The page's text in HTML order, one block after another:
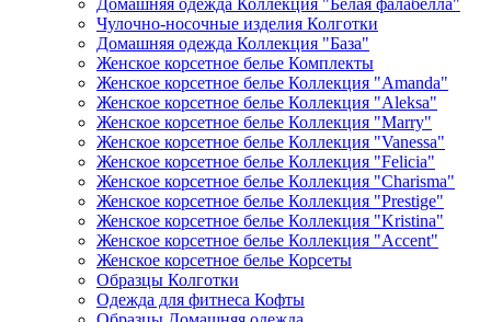
Домашняя одежда Коллекция "Белая фалабелла"
Чулочно-носочные изделия Колготки
Домашняя одежда Коллекция "База"
Женское корсетное белье Комплекты
Женское корсетное белье Коллекция "Amanda"
Женское корсетное белье Коллекция "Aleksa"
Женское корсетное белье Коллекция "Marry"
Женское корсетное белье Коллекция "Vanessa"
Женское корсетное белье Коллекция "Felicia"
Женское корсетное белье Коллекция "Charisma"
Женское корсетное белье Коллекция "Prestige"
Женское корсетное белье Коллекция "Kristina"
Женское корсетное белье Коллекция "Accent"
Женское корсетное белье Корсеты
Образцы Колготки
Одежда для фитнеса Кофты